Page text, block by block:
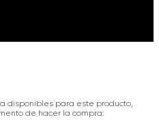
disponibles para este producto,
de hacer la compra: